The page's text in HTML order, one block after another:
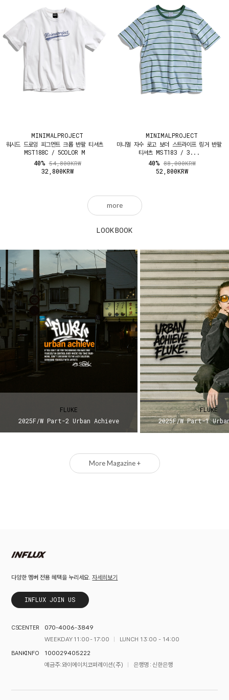
MINIMALPROJECT
워시드 드로잉 피그먼트 크롭 반팔 티셔츠
MST188C / 5COLOR M
40%54,800KRW
32,800KRW
MINIMALPROJECT
미니멀 자수 로고 보더 스트라이프 링거 반팔
티셔츠 MST183 / 3...
40%88,000KRW
52,800KRW
more
LOOKBOOK
FLUKE
2025F/W Part-2 Urban Achieve
FLUKE
2025F/W Part-1
More Magazine +
다양한 멤버 전용 혜택을 누리세요.자세히보기
INFLUX JOIN US
CS CENTER
070-4006-3849
WEEKDAY 11:00 - 17:00
LUNCH 13:00 - 14:00
BANK INFO
100029405222
예금주 : 와이에이치코퍼레이션(주)
은행명 : 신한은행